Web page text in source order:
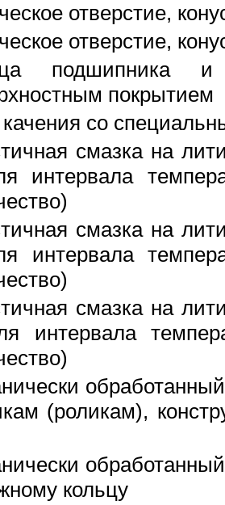
отверстие,
отверстие,
подшипника
покрытием
со
смазка на
интервала
смазка на
интервала
смазка на
интервала
(роликам),
кольцу